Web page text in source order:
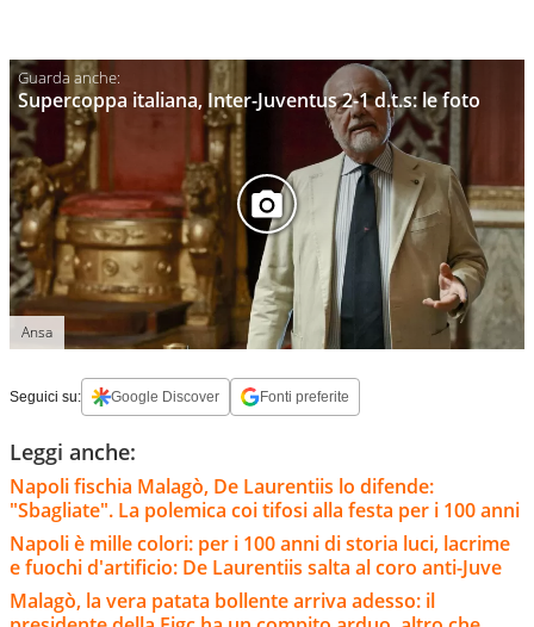
Supercoppa italiana, Inter-Juventus 2-1 d.t.s: le foto
Ansa
Seguici su: Google Discover Fonti preferite
Leggi anche:
Napoli fischia Malagò, De Laurentiis lo difende:
"Sbagliate". La polemica coi tifosi alla festa per i 100 anni
Napoli è mille colori: per i 100 anni di storia luci, lacrime
e fuochi d'artificio: De Laurentiis salta al coro anti-Juve
Malagò, la vera patata bollente arriva adesso: il